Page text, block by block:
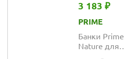
3 183 ₽
PRIME
Банки Prime
Nature для